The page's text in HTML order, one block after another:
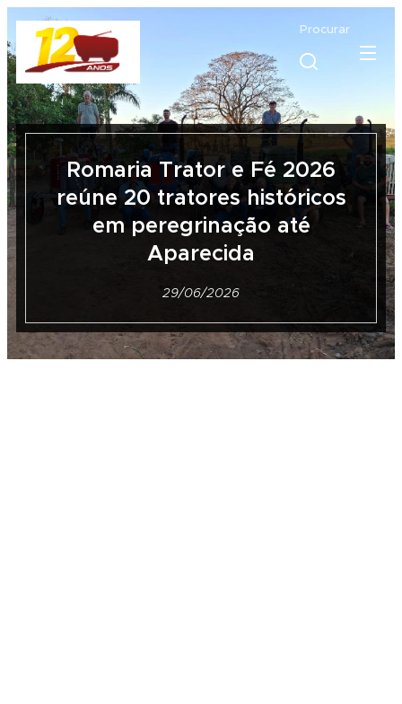
Procurar
Romaria Trator e Fé 2026
reúne 20 tratores históricos
em peregrinação até
Aparecida
29/06/2026